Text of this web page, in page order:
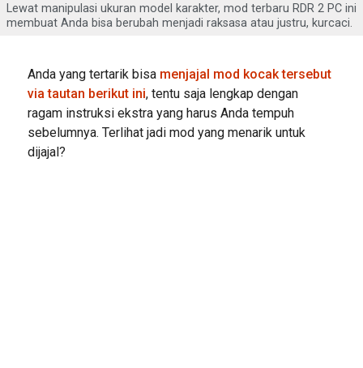
Lewat manipulasi ukuran model karakter, mod terbaru RDR 2 PC ini
membuat Anda bisa berubah menjadi raksasa atau justru, kurcaci.
Anda yang tertarik bisa menjajal mod kocak tersebut
via tautan berikut ini, tentu saja lengkap dengan
ragam instruksi ekstra yang harus Anda tempuh
sebelumnya. Terlihat jadi mod yang menarik untuk
dijajal?